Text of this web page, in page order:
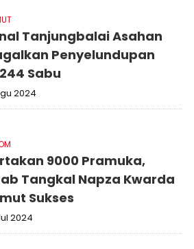
Tanjungbalai Asahan
Penyelundupan
Sabu
2024
9000 Pramuka,
Tangkal Napza Kwarda
Sukses
2024